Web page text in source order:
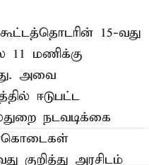
15-வது
11 மணிக்கு
அவை
ஈடுபட்ட
நடவடிக்கை
குறித்து அரசிடம்